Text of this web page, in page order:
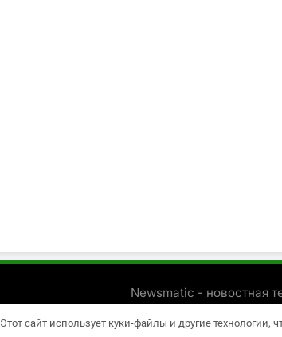
Newsmatic - новостная
Этот сайт использует куки-файлы и другие